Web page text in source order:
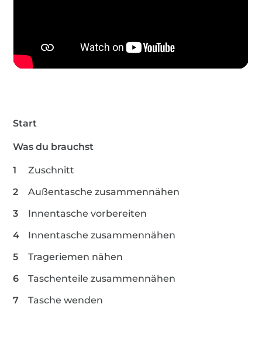
Start
Was du brauchst
Zuschnitt
Außentasche zusammennähen
Innentasche vorbereiten
Innentasche zusammennähen
Trageriemen nähen
Taschenteile zusammennähen
Tasche wenden